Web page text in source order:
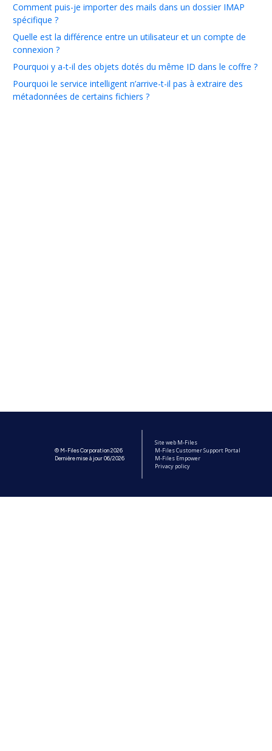
Comment puis-je importer des mails dans un dossier IMAP
spécifique ?
Quelle est la différence entre un utilisateur et un compte de
connexion ?
Pourquoi y a-t-il des objets dotés du même ID dans le coffre ?
Pourquoi le service intelligent n’arrive-t-il pas à extraire des
métadonnées de certains fichiers ?
© M-Files Corporation 2026
Dernière mise à jour 06/2026
Site web M-Files
M-Files Customer Support Portal
M-Files Empower
Privacy policy